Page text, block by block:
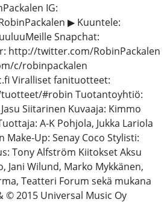
IG:
▶ Kuuntele:
Snapchat:
http://twitter.com/RobinPackalen
c/robinpackalen
Viralliset fanituotteet:
#robin Tuotantoyhtiö:
Siitarinen Kuvaaja: Kimmo
A-K Pohjola, Jukka Lariola
Make-Up: Senay Coco Stylisti:
Tony Alfström Kiitokset Aksu
Jani Wilund, Marko Mykkänen,
Teatteri Forum sekä mukana
© 2015 Universal Music Oy